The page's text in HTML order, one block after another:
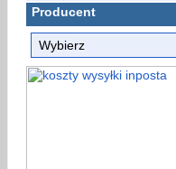
Producent